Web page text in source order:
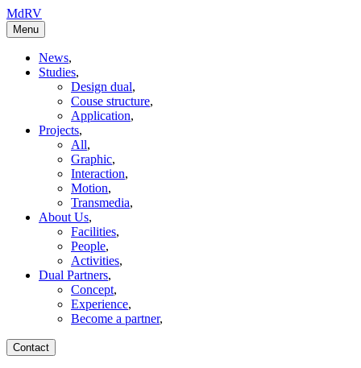
MdRV
Menu
News,
Studies,
Design dual,
Couse structure,
Application,
Projects,
All,
Graphic,
Interaction,
Motion,
Transmedia,
About Us,
Facilities,
People,
Activities,
Dual Partners,
Concept,
Experience,
Become a partner,
Contact